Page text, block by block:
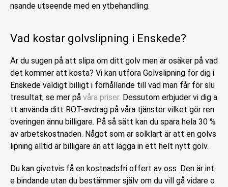
nsande utseende med en ytbehandling.
Vad kostar golvslipning i Enskede?
Är du sugen på att slipa om ditt golv men är osäker på vad
det kommer att kosta? Vi kan utföra Golvslipning för dig i
Enskede väldigt billigt i förhållande till vad man får för slu
tresultat, se mer på våra priser. Dessutom erbjuder vi dig a
tt använda ditt ROT-avdrag på våra tjänster vilket gör ren
overingen ännu billigare. På så sätt kan du spara hela 30 %
av arbetskostnaden. Något som är solklart är att en golvs
lipning alltid är billigare än att lägga in ett helt nytt golv.
Du kan givetvis få en kostnadsfri offert av oss. Den är int
e bindande utan du bestämmer själv om du vill gå vidare o